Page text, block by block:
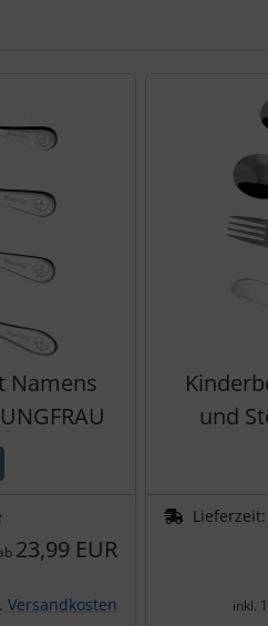
Artikeln.
Namens
23,99 EUR
Versandkosten
und
Lieferzeit:
inkl.